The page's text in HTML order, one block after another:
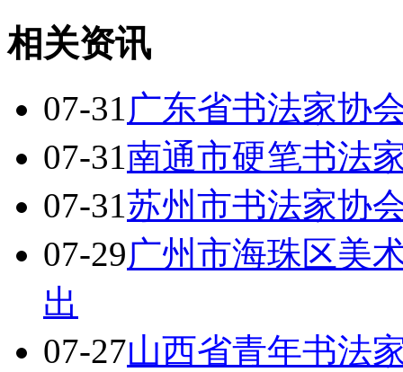
相关资讯
07-31广东省书法家协
07-31南通市硬笔书法
07-31苏州市书法家协
07-29广州市海珠区美
出
07-27山西省青年书法